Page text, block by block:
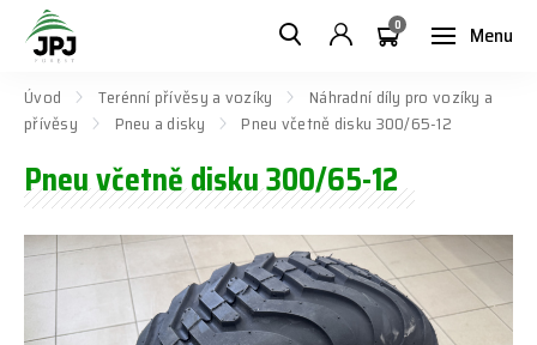
Menu
0
Úvod Terénní přívěsy a vozíky
Náhradní díly pro vozíky a
přívěsy
Pneu a disky Pneu včetně disku 300/65-12
Pneu včetně disku 300/65-12